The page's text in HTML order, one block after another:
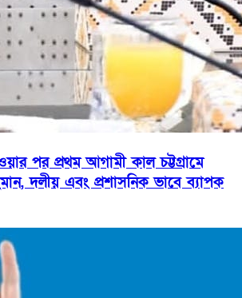
পর প্রথম আগামী কাল চট্টগ্রামে
দলীয় এবং প্রশাসনিক ভাবে ব্যাপক